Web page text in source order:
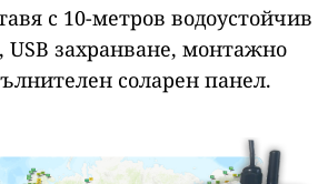
с 10-метров водоустойчив
USB захранване, монтажно
соларен панел.